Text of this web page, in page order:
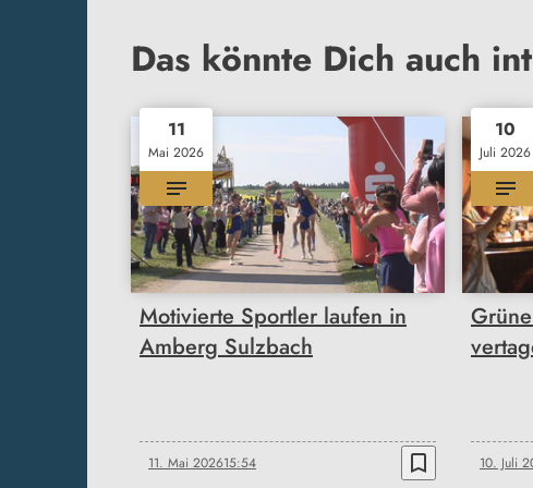
Das könnte Dich auch
11
Mai 2026
Motivierte Sportler laufen in
Amberg Sulzbach
11. Mai 202615:54 bookmark_border
10
Juli 2026
10. Juli